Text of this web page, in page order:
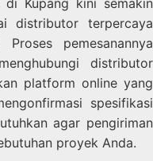
distributor terpercaya
pemesanannya
distributor
platform online yang
spesifikasi
agar pengiriman
proyek Anda.